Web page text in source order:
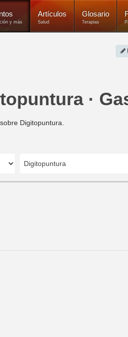
y más
Artículos
Salud
Glosario
Terapias
·
Digitopuntura.
Digitopuntura